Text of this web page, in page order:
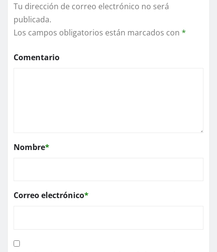
Tu dirección de correo electrónico no será
publicada.
Los campos obligatorios están marcados con *
Comentario
Nombre*
Correo electrónico*